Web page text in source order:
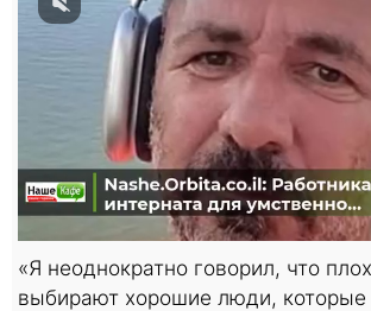
«Я неоднократно говорил, что
выбирают хорошие люди, которые